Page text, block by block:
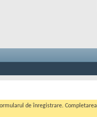
de înregistrare.